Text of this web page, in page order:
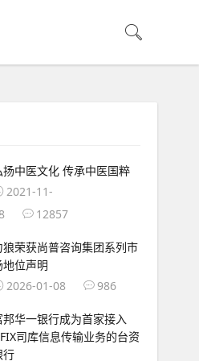
扬中医文化 传承中医国粹
2021-11-
12857
狼荣获尚普咨询集团系列市
地位声明
2026-01-08
986
邦华一银行成为首家接入
司库信息传输业务的台资
行